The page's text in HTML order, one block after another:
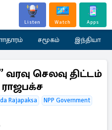
Listen Watch Apps
சமூகம் இந்தியா
செலவு திட்டம்
ராஜபக்ச
Rajapaksa
NPP Government